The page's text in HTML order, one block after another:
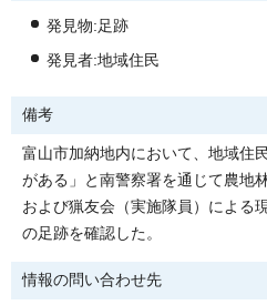
発見物:足跡
発見者:地域住民
備考
富山市加納地内において、地域住
がある」と南警察署を通じて農地
および猟友会（実施隊員）による
の足跡を確認した。
情報の問い合わせ先